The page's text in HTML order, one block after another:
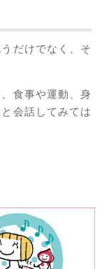
だけでなく、そ
食事や運動、身
会話してみては